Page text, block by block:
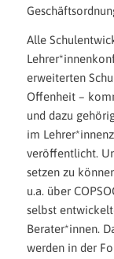
Alle
erweiterten
Offenheit –
und dazu
im
veröffentlicht.
setzen zu
u.a. über
selbst
Berater*innen.
werden in der